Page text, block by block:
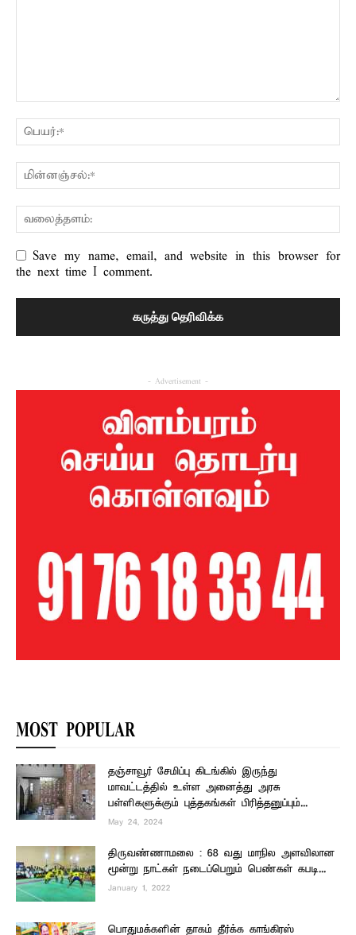
Save my name, email, and website in this browser for
the next time I comment.
- Advertisement -
MOST POPULAR
தஞ்சாவூர் சேமிப்பு கிடங்கில் இருந்து
மாவட்டத்தில் உள்ள அனைத்து அரசு
பள்ளிகளுக்கும் புத்தகங்கள் பிரித்தனுப்பும்...
May 24, 2024
திருவண்ணாமலை : 68 வது மாநில அளவிலான
மூன்று நாட்கள் நடைப்பெறும் பெண்கள் கபடி...
January 1, 2022
பொதுமக்களின் தாகம் தீர்க்க காங்கிரஸ்